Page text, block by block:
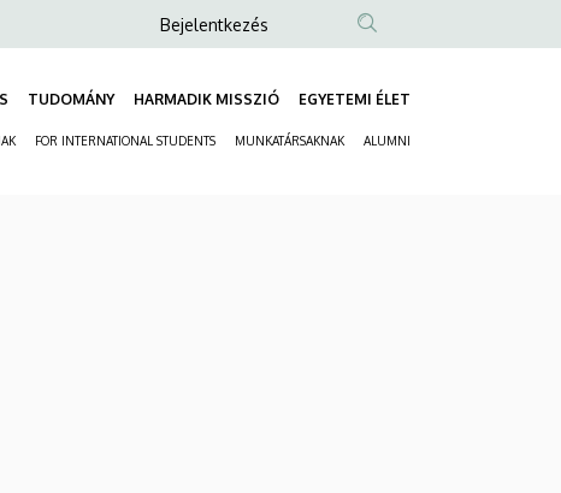
Anonim
fiók
Bejelentkezés
TUDOMÁNY HARMADIK MISSZIÓ EGYETEMI ÉLET
FOR INTERNATIONAL STUDENTS MUNKATÁRSAKNAK ALUMNI